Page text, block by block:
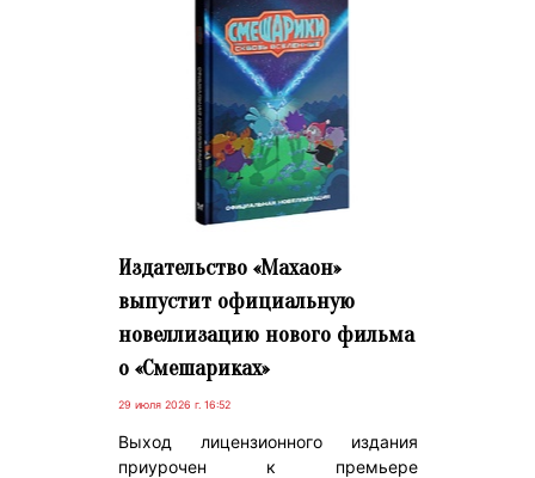
Издательство «Махаон»
выпустит официальную
новеллизацию нового фильма
о «Смешариках»
29 июля 2026 г. 16:52
Выход лицензионного издания
приурочен к премьере